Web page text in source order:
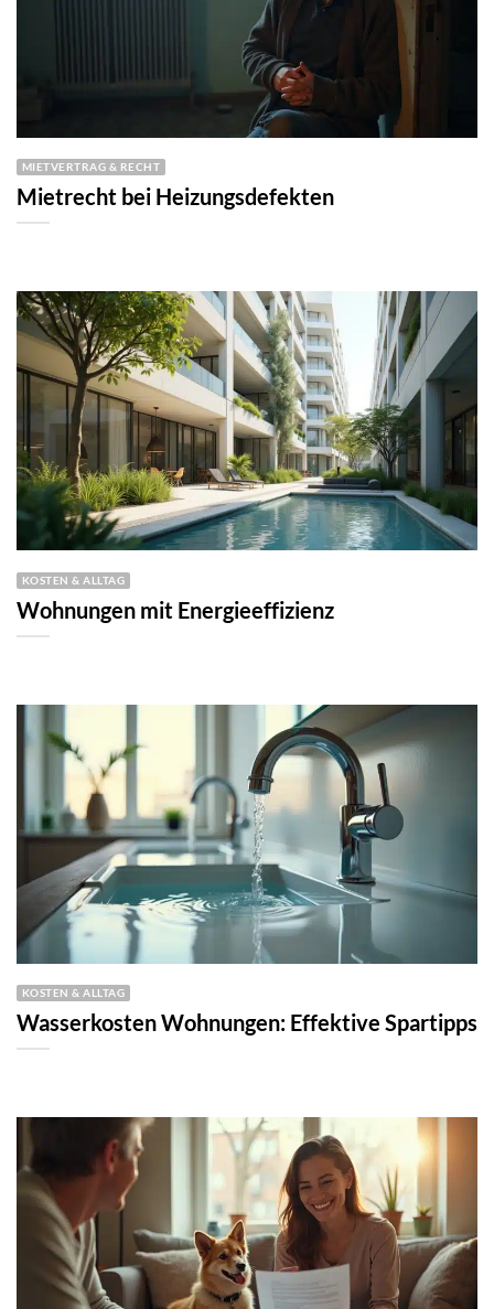
MIETVERTRAG & RECHT
Mietrecht bei Heizungsdefekten
KOSTEN & ALLTAG
Wohnungen mit Energieeffizienz
KOSTEN & ALLTAG
Wasserkosten Wohnungen: Effektive Spartipps